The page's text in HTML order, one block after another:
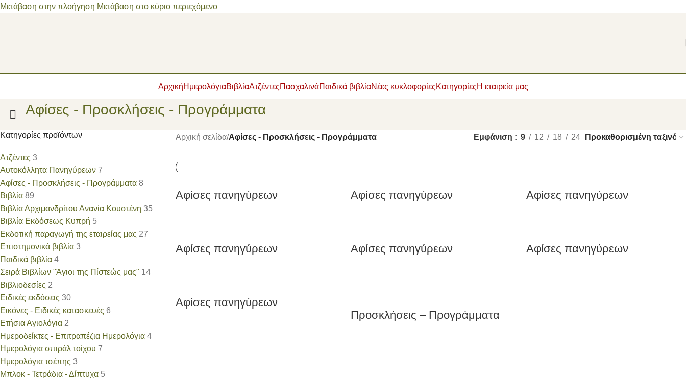
Μετάβαση στην πλοήγηση Μετάβαση στο κύριο περιεχόμενο
ΑρχικήΗμερολόγιαΒιβλίαΑτζέντεςΠασχαλινάΠαιδικά βιβλίαΝέες κυκλοφορίεςΚατηγορίεςΗ εταιρεία μας
Αφίσες - Προσκλήσεις - Προγράμματα
Κατηγορίες προϊόντων
Ατζέντες 3
Αυτοκόλλητα Πανηγύρεων 7
Αφίσες - Προσκλήσεις - Προγράμματα 8
Βιβλία 89
Βιβλία Αρχιμανδρίτου Ανανία Κουστένη 35
Βιβλία Εκδόσεως Κυπρή 5
Εκδοτική παραγωγή της εταιρείας μας 27
Επιστημονικά βιβλία 3
Παιδικά βιβλία 4
Σειρά Βιβλίων "Άγιοι της Πίστεώς μας" 14
Βιβλιοδεσίες 2
Ειδικές εκδόσεις 30
Εικόνες - Ειδικές κατασκευές 6
Ετήσια Αγιολόγια 2
Ημεροδείκτες - Επιτραπέζια Ημερολόγια 4
Ημερολόγια σπιράλ τοίχου 7
Ημερολόγια τσέπης 3
Μπλοκ - Τετράδια - Δίπτυχα 5
Αρχική σελίδα/Αφίσες - Προσκλήσεις - Προγράμματα Εμφάνιση 9 12 18 24
Αφίσες πανηγύρεων Αφίσες πανηγύρεων Αφίσες πανηγύρεων
Αφίσες πανηγύρεων Αφίσες πανηγύρεων Αφίσες πανηγύρεων
Αφίσες πανηγύρεων
Προσκλήσεις – Προγράμματα